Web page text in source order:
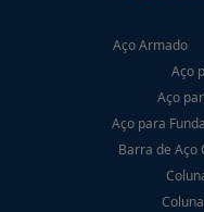
Aço Armado
Aço
Aço
Aço para
Barra de Aço